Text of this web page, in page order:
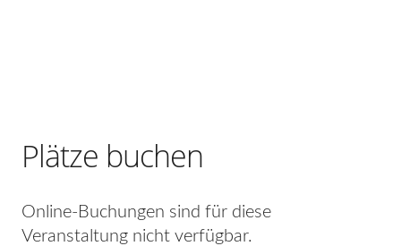
Plätze buchen
Online-Buchungen sind für diese
Veranstaltung nicht verfügbar.